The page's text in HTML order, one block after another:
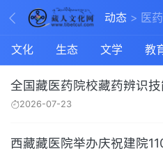
动态 医药
文化 生态 文学 教
全国藏医药院校藏药辨识
2026-07-23
西藏藏医院举办庆祝建院